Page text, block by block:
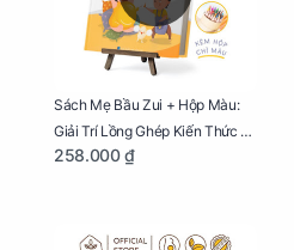
Sách Mẹ Bầu Zui + Hộp Màu:
Giải Trí Lồng Ghép Kiến Thức Và
Lời Khuyên Mang Thai Bổ Ích
258.000 ₫